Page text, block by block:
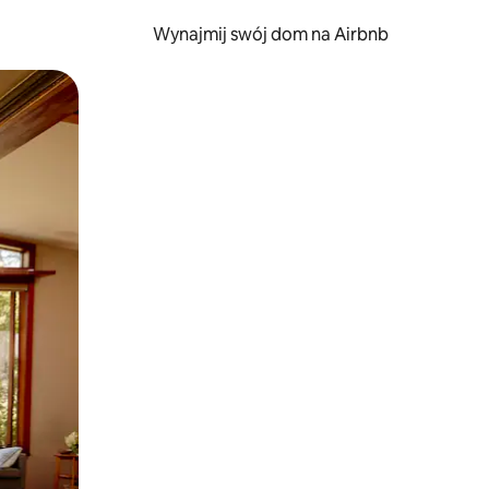
Wynajmij swój dom na Airbnb
pomocą gestów dotykowych lub przesuwania.